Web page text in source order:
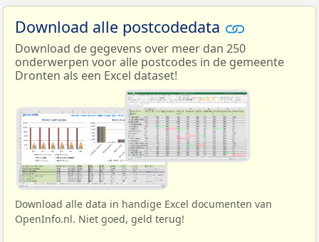
Download alle postcodedata
Download de gegevens over meer dan 250
onderwerpen voor alle postcodes in de gemeente
Dronten als een Excel dataset!
Download alle data in handige Excel documenten van
OpenInfo.nl. Niet goed, geld terug!